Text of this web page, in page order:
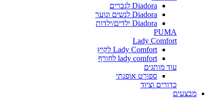
Diadora לגברים
Diadora לנשים ונוער
Diadora ילדים/ילדות
PUMA
Lady Comfort
Lady Comfort לקיץ
lady comfort לחורף
עוד מותגים
ספורט אופנתי
כדורים וציוד
מבצעים